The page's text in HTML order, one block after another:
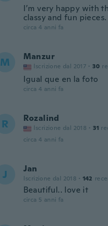
I’m very happy with
classy and fun
circa 4 anni fa
M Manzur
Iscrizione dal 2017 · 30
Igual que en la foto
circa 4 anni fa
R Rozalind
Iscrizione dal 2018 · 31
circa 4 anni fa
J Jan
Iscrizione dal 2018 · 142
Beautiful.. love it
circa 5 anni fa